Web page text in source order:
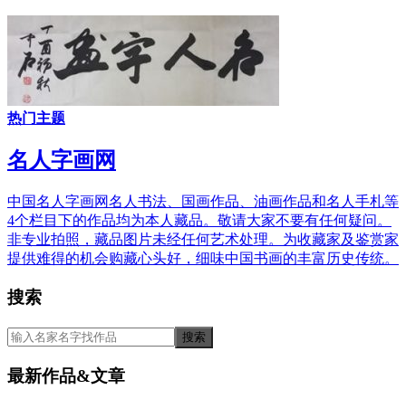
热门主题
名人字画网
中国名人字画网名人书法、国画作品、油画作品和名人手札等
4个栏目下的作品均为本人藏品。敬请大家不要有任何疑问。
非专业拍照，藏品图片未经任何艺术处理。为收藏家及鉴赏家
提供难得的机会购藏心头好，细味中国书画的丰富历史传统。
搜索
最新作品&文章